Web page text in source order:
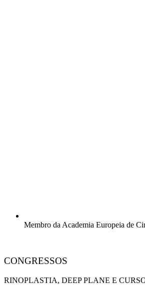
Membro da Academia Europeia de
CONGRESSOS
RINOPLASTIA, DEEP PLANE E